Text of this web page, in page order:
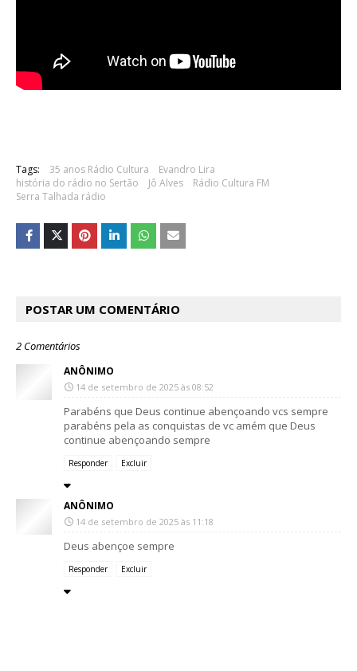
Tags: 35 anos Rádio Cultura
Evandro Lira
história do rádio no Sertão
Jô Alves
Rádio Cultura FM
Serra Talhada rádio
POSTAR UM COMENTÁRIO
2 Comentários
ANÔNIMO
14 de setembro de 2025 às 08:52
Parabéns que Deus continue abençoando vcs sempre
parabéns pela as conquistas de vc amém que Deus
continue abençoando sempre
Responder Excluir
ANÔNIMO
14 de setembro de 2025 às 11:18
Deus abençoe sempre
Responder Excluir